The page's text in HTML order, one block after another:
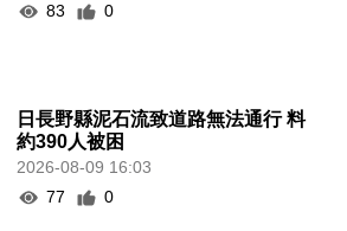
83
0
日長野縣泥石流致道路無法通行 料
約390人被困
2026-08-09 16:03
77
0